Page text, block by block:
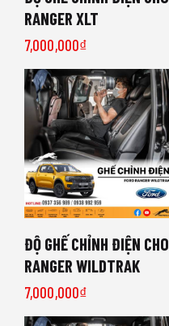
RANGER XLT
7,000,000₫
ĐỘ GHẾ CHỈNH ĐIỆN CHO
RANGER WILDTRAK
7,000,000₫